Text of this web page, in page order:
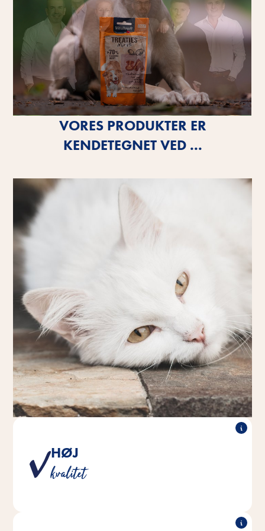
VORES PRODUKTER ER
KENDETEGNET VED ...
HØJ
kvalitet
Et produkt fra Vitakraft er vores løfte til dig og dit
kæledyr om at leve op til de højeste kvalitetsstandarder.